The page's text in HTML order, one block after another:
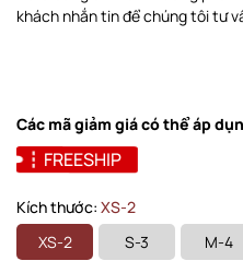
khách nhắn tin để chúng tôi tư
Các mã giảm giá có thể áp
FREESHIP
Kích thước: XS-2
XS-2
S-3 M-4